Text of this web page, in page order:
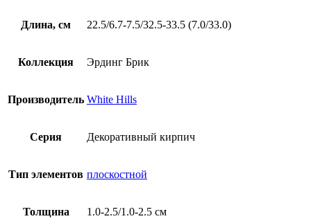
Длина, см 22.5/6.7-7.5/32.5-33.5 (7.0/33.0)
Коллекция Эрдинг Брик
Производитель White Hills
Серия Декоративный кирпич
Тип элементов плоскостной
Толщина 1.0-2.5/1.0-2.5 см